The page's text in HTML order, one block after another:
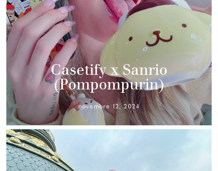
Casetify x Sanrio
(Pompompurin)
novembre 12, 2024